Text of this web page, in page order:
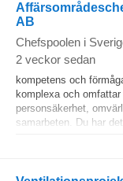
AB
Chefspoolen i
2 veckor sedan
kompetens och
komplexa och
personsäkerhet,
samarbeten. Du har